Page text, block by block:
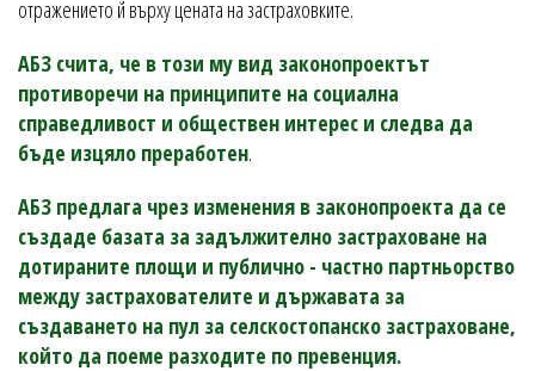
отражението й върху цената на застраховките.
АБЗ счита, че в този му вид законопроектът
противоречи на принципите на социална
справедливост и обществен интерес и следва да
бъде изцяло преработен.
АБЗ предлага чрез изменения в законопроекта да се
създаде базата за задължително застраховане на
дотираните площи и публично - частно партньорство
между застрахователите и държавата за
създаването на пул за селскостопанско застраховане,
който да поеме разходите по превенция.